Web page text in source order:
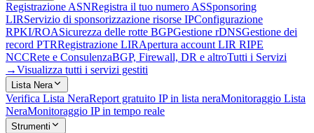
Registrazione ASNRegistra il tuo numero ASSponsoring
LIRServizio di sponsorizzazione risorse IPConfigurazione
RPKI/ROASicurezza delle rotte BGPGestione rDNSGestione dei
record PTRRegistrazione LIRApertura account LIR RIPE
NCCRete e ConsulenzaBGP, Firewall, DR e altroTutti i Servizi
→Visualizza tutti i servizi gestiti
Lista Nera
Verifica Lista NeraReport gratuito IP in lista neraMonitoraggio Lista
NeraMonitoraggio IP in tempo reale
Strumenti